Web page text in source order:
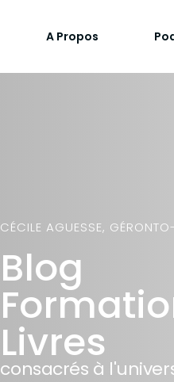
A Propos
CÉCILE AGUESSE,
Blog
Livres
consacrés à